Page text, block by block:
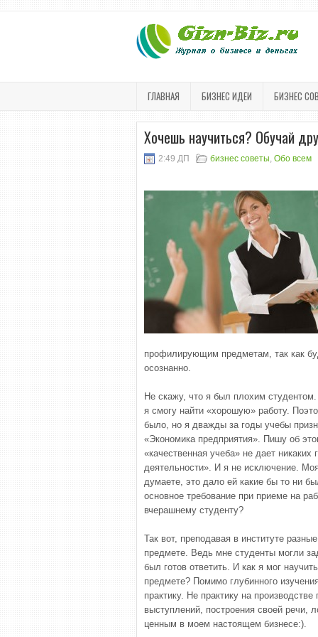
ГЛАВНАЯ БИЗНЕС ИДЕИ БИЗНЕС
Хочешь научиться? Обучай
2:49 ДП бизнес советы, Обо всем
профилирующим предметам, так как
осознанно.
Не скажу, что я был плохим
я смогу найти «хорошую» работу.
было, но я дважды за годы учебы
«Экономика предприятия». Пишу об
«качественная учеба» не дает
деятельности». И я не исключение.
думаете, это дало ей какие бы то ни
основное требование при приеме на
вчерашнему студенту?
Так вот, преподавая в институте
предмете. Ведь мне студенты могли
был готов ответить. И как я мог
предмете? Помимо глубинного
практику. Не практику на
выступлений, построения своей речи,
ценным в моем настоящем бизнесе:).